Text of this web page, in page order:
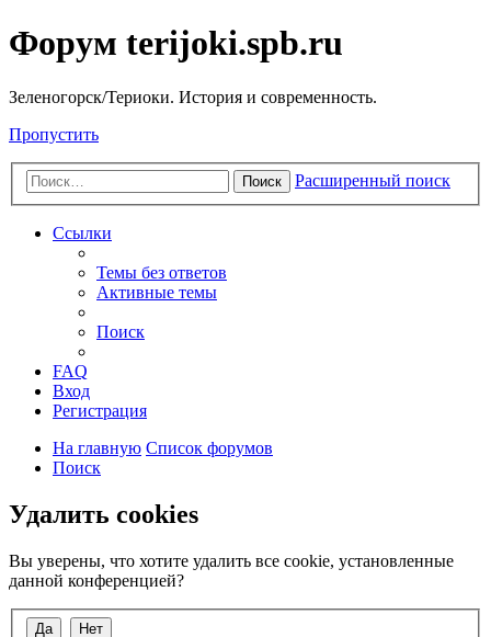
Форум terijoki.spb.ru
Зеленогорск/Териоки. История и современность.
Пропустить
Поиск Расширенный поиск
Ссылки
Темы без ответов
Активные темы
Поиск
FAQ
Вход
Регистрация
На главную Список форумов
Поиск
Удалить cookies
Вы уверены, что хотите удалить все cookie, установленные
данной конференцией?